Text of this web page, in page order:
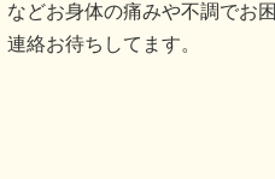
などお身体の痛みや不調でお
連絡お待ちしてます。